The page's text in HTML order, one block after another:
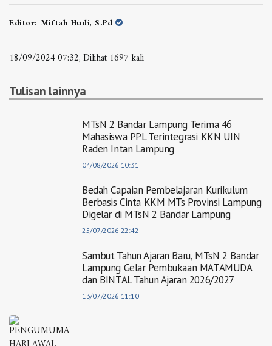
Editor: Miftah Hudi, S.Pd
18/09/2024 07:32, Dilihat 1697 kali
Tulisan lainnya
MTsN 2 Bandar Lampung Terima 46
Mahasiswa PPL Terintegrasi KKN UIN
Raden Intan Lampung
04/08/2026 10:31
Bedah Capaian Pembelajaran Kurikulum
Berbasis Cinta KKM MTs Provinsi Lampung
Digelar di MTsN 2 Bandar Lampung
25/07/2026 22:42
Sambut Tahun Ajaran Baru, MTsN 2 Bandar
Lampung Gelar Pembukaan MATAMUDA
dan BINTAL Tahun Ajaran 2026/2027
13/07/2026 11:10